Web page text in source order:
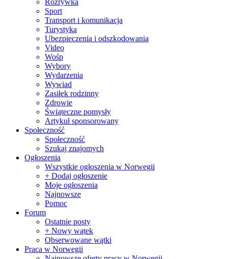
Rozrywka
Sport
Transport i komunikacja
Turystyka
Ubezpieczenia i odszkodowania
Video
Wośp
Wybory
Wydarzenia
Wywiad
Zasiłek rodzinny
Zdrowie
Świąteczne pomysły
Artykuł sponsorowany
Społeczność
Społeczność
Szukaj znajomych
Ogłoszenia
Wszystkie ogłoszenia w Norwegii
+ Dodaj ogłoszenie
Moje ogłoszenia
Najnowsze
Pomoc
Forum
Ostatnie posty
+ Nowy wątek
Obserwowane wątki
Praca w Norwegii